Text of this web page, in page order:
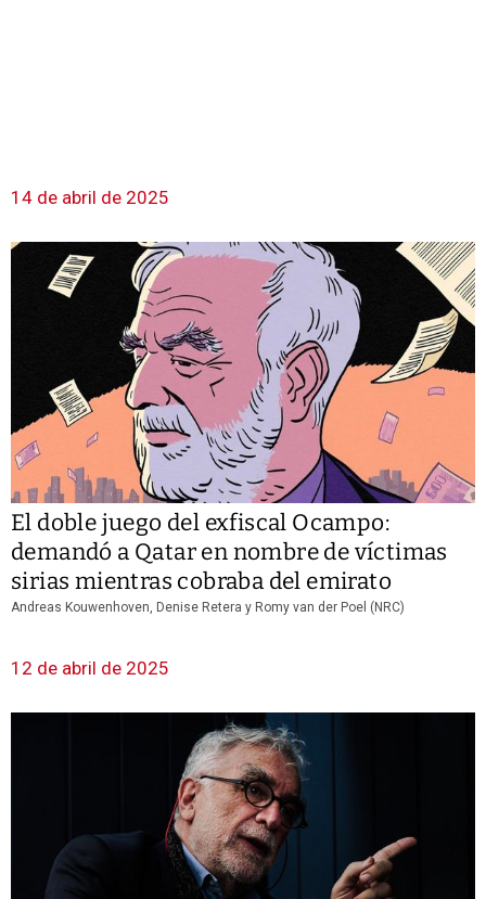
14 de abril de 2025
El doble juego del exfiscal Ocampo:
demandó a Qatar en nombre de víctimas
sirias mientras cobraba del emirato
Andreas Kouwenhoven, Denise Retera y Romy van der Poel (NRC)
12 de abril de 2025